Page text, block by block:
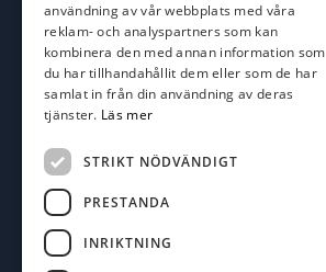
Karlskrona Båt & Fiske AB
Lallerstedts gata 4
371 54 Karlskrona
Följ oss
Facebook
användning av vår webbplats med våra
reklam- och analyspartners som kan
kombinera den med annan information som
du har tillhandahållit dem eller som de har
samlat in från din användning av deras
tjänster. Läs mer
STRIKT NÖDVÄNDIGT
PRESTANDA
INRIKTNING